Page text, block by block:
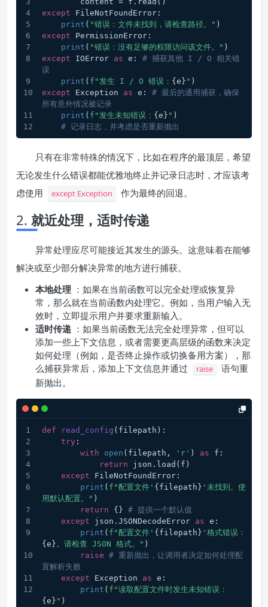
except FileNotFoundError:
print ( "错误：文件未找到，请检查路径。" )
except PermissionError:
print ( "错误：没有足够的权限访问该文件。" )
except IOError as e: # 捕获其他 I / O 相关错
误
print ( f"发生 I / O 错误： {e} " )
except Exception as e: # 最后的通用捕获，确保
所有意外情况被记录
print ( f"发生未知错误： {e} " )
# 记录日志，并考虑是否重新抛出
只有在非常特殊的情况下，比如在程序的最顶层，希望
无论发生什么错误都能优雅地终止并记录日志时，才应该考
虑使用
except Exception 作为最终的回退。
2. 就近处理，适时传递
异常处理应尽可能接近其发生的源头。这意味着在能够
解决或至少部分解决异常的地方进行捕获。
本地处理 ：如果在当前函数可以完全处理或恢复异
常，那么就在当前函数内处理它。例如，当用户输入无
效时，立即提示用户并要求重新输入。
适时传递 ：如果当前函数无法完全处理异常，但可以
添加一些上下文信息，或者需要更高层级的函数来决定
如何处理（例如，是否终止操作或切换备用方案），那
么捕获异常后，添加上下文信息并通过
raise
语句重
新抛出。
def read_config ( filepath ):
try :
with
open (filepath, 'r' ) as f:
return json.load(f)
except FileNotFoundError:
print ( f"配置文件' {filepath} '未找到。使
用默认配置。" )
return {} # 提供一个默认值
except json.JSONDecodeError as e:
print ( f"配置文件' {filepath} '格式错误：
{e}。请检查 JSON 格式。" )
raise # 重新抛出，让调用者决定如何处理配
置解析失败
except Exception as e:
print ( f"读取配置文件时发生未知错误：
{e} " )